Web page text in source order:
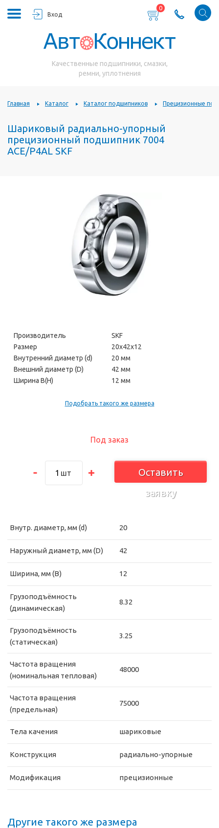
Вход
0
Качественные подшипники, смазки,
ремни, уплотнения
Главная Каталог Каталог подшипников Прецизионные
Шариковый радиально-упорный
прецизионный подшипник 7004
ACE/P4AL SKF
Под заказ
шт
Оставить
заявку
Производитель
SKF
Размер
20х42х12
Внутренний диаметр (d)
20 мм
Внешний диаметр (D)
42 мм
Ширина В(H)
12 мм
Подобрать такого же размера
Внутр. диаметр, мм (d) 20
Наружный диаметр, мм (D) 42
Ширина, мм (B) 12
Грузоподъёмность
(динамическая)
8.32
Грузоподъёмность
(статическая)
3.25
Частота вращения
(номинальная тепловая)
48000
Частота вращения
(предельная)
75000
Тела качения шариковые
Конструкция радиально-упорные
Модификация прецизионные
Другие такого же размера